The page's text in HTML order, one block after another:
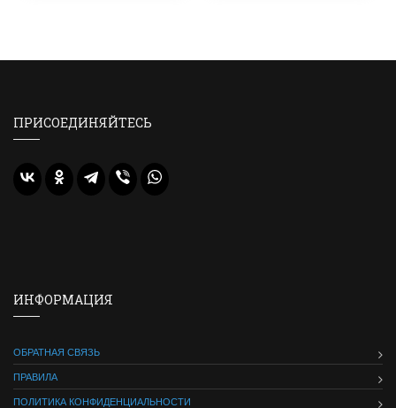
ПРИСОЕДИНЯЙТЕСЬ
ИНФОРМАЦИЯ
ОБРАТНАЯ СВЯЗЬ
ПРАВИЛА
ПОЛИТИКА КОНФИДЕНЦИАЛЬНОСТИ